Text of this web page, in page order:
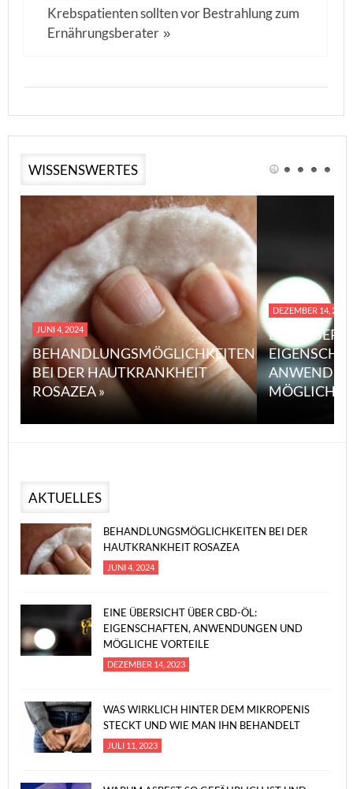
Krebspatienten sollten vor Bestrahlung zum
Ernährungsberater »
WISSENSWERTES
JUNI 4, 2024
BEHANDLUNGSMÖGLICHKEITEN
BEI DER HAUTKRANKHEIT
ROSAZEA »
DEZEMBER 14, 2023
EINE
MÖGLICHE
AKTUELLES
BEHANDLUNGSMÖGLICHKEITEN BEI DER
HAUTKRANKHEIT ROSAZEA
JUNI 4, 2024
EINE ÜBERSICHT ÜBER CBD-ÖL:
EIGENSCHAFTEN, ANWENDUNGEN UND
MÖGLICHE VORTEILE
DEZEMBER 14, 2023
WAS WIRKLICH HINTER DEM MIKROPENIS
STECKT UND WIE MAN IHN BEHANDELT
JULI 11, 2023